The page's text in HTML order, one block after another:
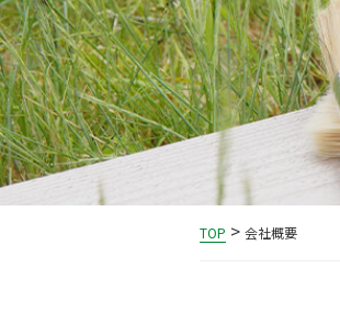
TOP > 会社概要